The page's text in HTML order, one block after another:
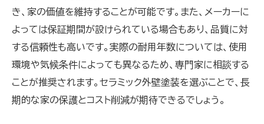
き、家の価値を維持することが可能です。また、メーカーに
よっては保証期間が設けられている場合もあり、品質に対
する信頼性も高いです。実際の耐用年数については、使用
環境や気候条件によっても異なるため、専門家に相談する
ことが推奨されます。セラミック外壁塗装を選ぶことで、長
期的な家の保護とコスト削減が期待できるでしょう。